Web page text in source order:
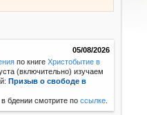
05/08/2026
по книгеХристобытие в
(включительно) изучаем
й:Призыв о свободе в
в бдении смотрите поссылке